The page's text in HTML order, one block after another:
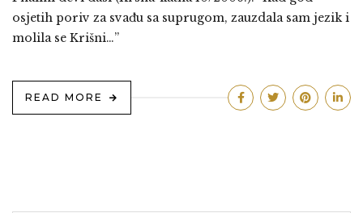
osjetih poriv za svađu sa suprugom, zauzdala sam jezik i
molila se Krišni…”
READ MORE